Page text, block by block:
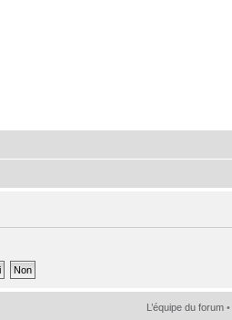
L’équipe du forum •